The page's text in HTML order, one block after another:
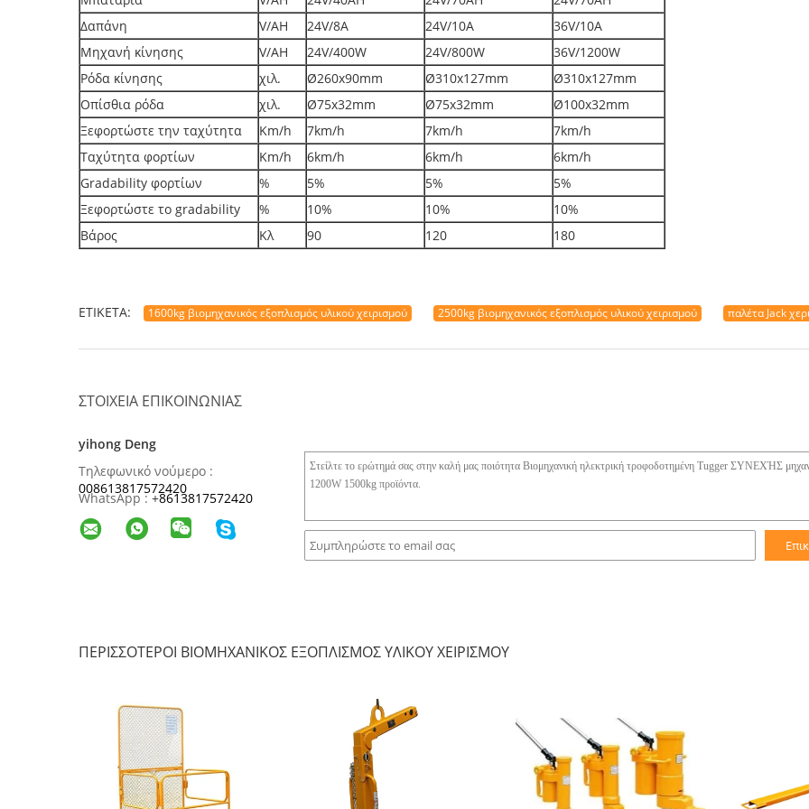
Δαπάνη
V/AH 24V/8A 24V/10A
36V/10A
Μηχανή κίνησης
V/AH 24V/400W 24V/800W
36V/1200W
Ρόδα κίνησης
χιλ. Ø260x90mm Ø310x127mm
Ø310x127mm
Οπίσθια ρόδα
χιλ. Ø75x32mm Ø75x32mm
Ø100x32mm
Ξεφορτώστε την ταχύτητα
Km/h 7km/h 7km/h
7km/h
Ταχύτητα φορτίων
Km/h 6km/h 6km/h
6km/h
Gradability φορτίων
% 5% 5%
5%
Ξεφορτώστε το gradability
% 10% 10%
10%
Βάρος
Κλ 90 120 180
ΕΤΙΚΈΤΑ: 1600kg βιομηχανικός εξοπλισμός υλικού χειρισμού 2500kg βιομηχανικός εξοπλισμός υλικού χειρισμού παλέτα Jack
ΣΤΟΙΧΕΊΑ ΕΠΙΚΟΙΝΩΝΊΑΣ
yihong Deng
Τηλεφωνικό νούμερο :
008613817572420
WhatsApp :+8613817572420
ΠΕΡΙΣΣΌΤΕΡΟΙ ΒΙΟΜΗΧΑΝΙΚΌΣ ΕΞΟΠΛΙΣΜΌΣ ΥΛΙΚΟΎ ΧΕΙΡΙΣΜΟΎ